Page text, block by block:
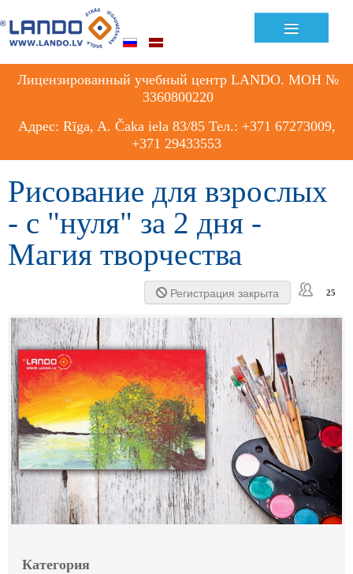
≡
Лицензированный учебный центр LANDO. МОН №
3360800220
Адрес: Rīga, A. Čaka iela 83/85 Тел.: +371 67273009,
+371 29433553
Рисование для взрослых
- с "нуля" за 2 дня -
Магия творчества
Регистрация закрыта 25
Категория
Year
Month